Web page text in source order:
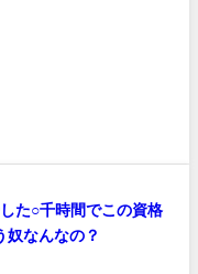
た○千時間でこの資格
なんなの？